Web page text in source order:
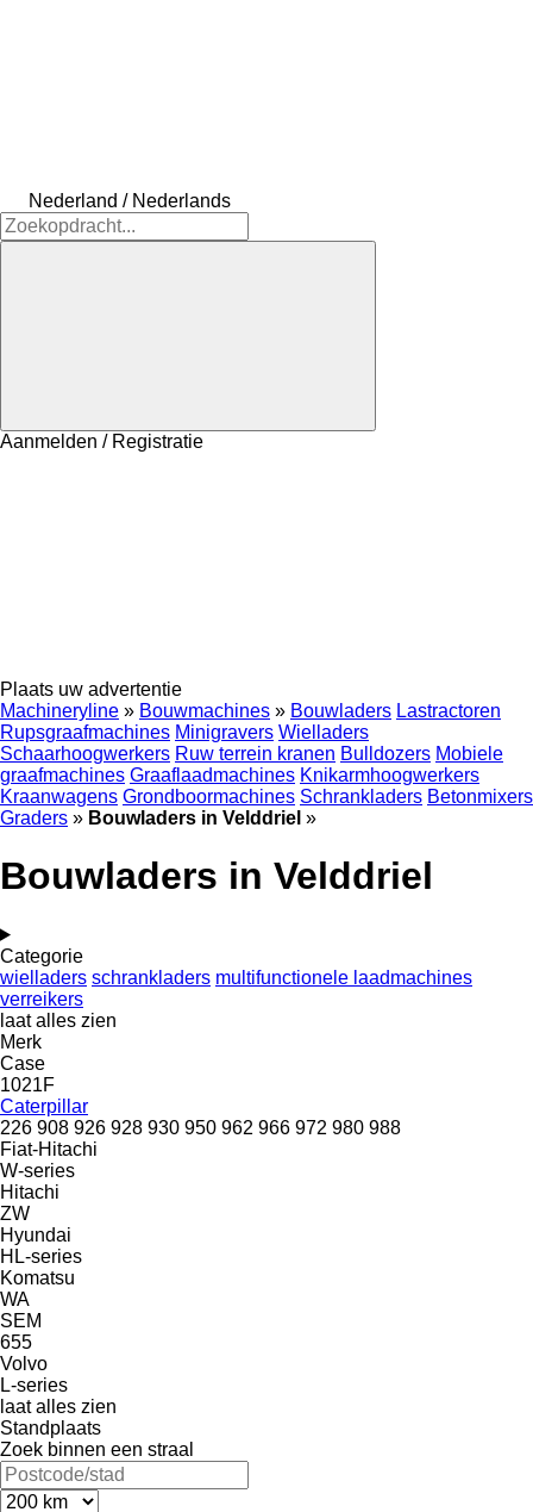
Nederland / Nederlands
Aanmelden / Registratie
Plaats uw advertentie
Machineryline » Bouwmachines » Bouwladers Lastractoren
Rupsgraafmachines Minigravers Wielladers
Schaarhoogwerkers Ruw terrein kranen Bulldozers Mobiele
graafmachines Graaflaadmachines Knikarmhoogwerkers
Kraanwagens Grondboormachines Schrankladers Betonmixers
Graders » Bouwladers in Velddriel »
Bouwladers in Velddriel
Categorie
wielladers schrankladers multifunctionele laadmachines
verreikers
laat alles zien
Merk
Case
1021F
Caterpillar
226 908 926 928 930 950 962 966 972 980 988
Fiat-Hitachi
W-series
Hitachi
ZW
Hyundai
HL-series
Komatsu
WA
SEM
655
Volvo
L-series
laat alles zien
Standplaats
Zoek binnen een straal